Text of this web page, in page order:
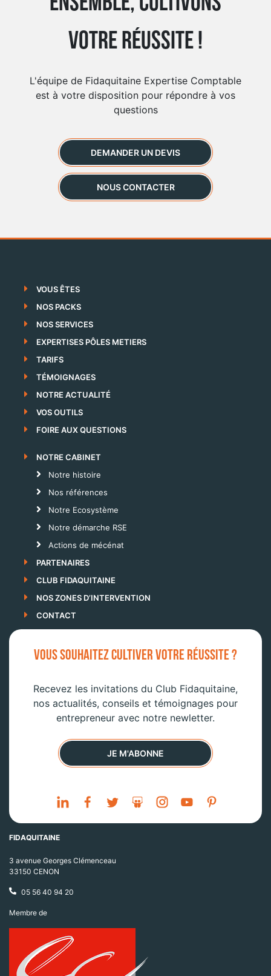
votre réussite !
L'équipe de Fidaquitaine Expertise Comptable
est à votre disposition pour répondre à vos
questions
DEMANDER UN DEVIS
NOUS CONTACTER
VOUS ÊTES
NOS PACKS
NOS SERVICES
EXPERTISES PÔLES METIERS
TARIFS
TÉMOIGNAGES
NOTRE ACTUALITÉ
VOS OUTILS
FOIRE AUX QUESTIONS
NOTRE CABINET
Notre histoire
Nos références
Notre Ecosystème
Notre démarche RSE
Actions de mécénat
PARTENAIRES
CLUB FIDAQUITAINE
NOS ZONES D’INTERVENTION
CONTACT
VOUS SOUHAITEZ CULTIVER VOTRE RÉUSSITE ?
Recevez les invitations du Club Fidaquitaine,
nos actualités, conseils et témoignages pour
entrepreneur avec notre newletter.
JE M'ABONNE
FIDAQUITAINE
3 avenue Georges Clémenceau
33150 CENON
05 56 40 94 20
Membre de